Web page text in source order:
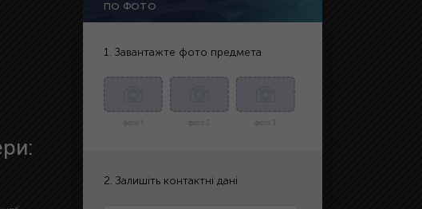
ПО ФОТО
1. Завантажте фото предмета
фото 1 фото 2 фото 3
2. Залишіть контактні дані